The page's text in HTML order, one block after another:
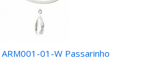
01-W Passarinho